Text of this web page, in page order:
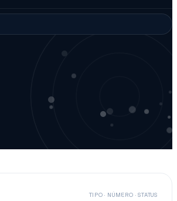
TIPO · NÚMERO · STATUS